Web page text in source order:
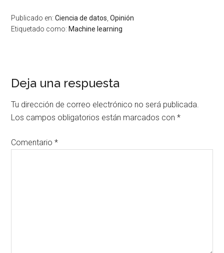
Publicado en:Ciencia de datos ,Opinión
Etiquetado como: Machine learning
Interacciones
con
los
lectores
Deja una respuesta
Tu dirección de correo electrónico no será publicada.
Los campos obligatorios están marcados con*
Comentario*